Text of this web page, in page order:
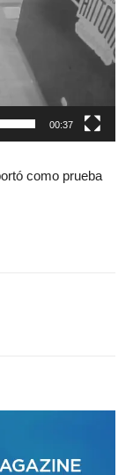
00:37
como prueba